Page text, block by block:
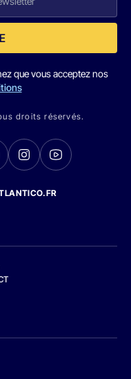
que vous acceptez nos
droits réservés.